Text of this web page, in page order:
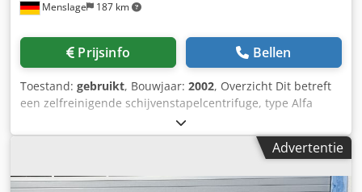
Menslage 187 km
Prijsinfo Bellen
Toestand: gebruikt, Bouwjaar: 2002, Overzicht Dit betreft
een zelfreinigende schijvenstapelcentrifuge, type Alfa
Laval VNPX 510 SFD-34C, die in 2002 door Alfa Laval
(Tumba, Zweden) is geproduceerd. De VNPX-serie is een
beproefd platform voor vaste stof verwijderingsbekkens in
voor het laatst gebruikt in een brouwerij. De centrifuge is
Advertentie